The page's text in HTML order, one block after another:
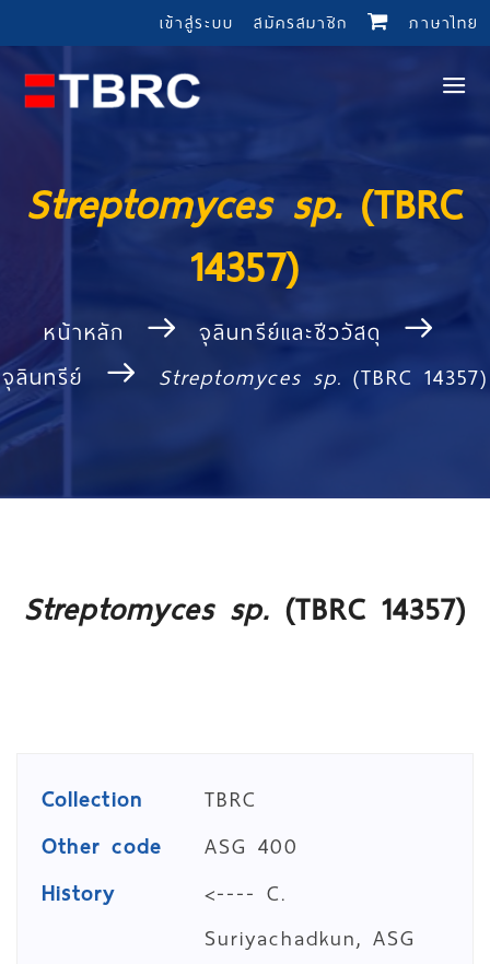
เข้าสู่ระบบ สมัครสมาชิก ภาษาไทย
Streptomyces sp. (TBRC
14357)
หน้าหลัก
จุลินทรีย์และชีววัสดุ
จุลินทรีย์
Streptomyces sp.(TBRC 14357)
Streptomyces sp.(TBRC 14357)
Collection
TBRC
Other code
ASG 400
History
<---- C.
Suriyachadkun, ASG